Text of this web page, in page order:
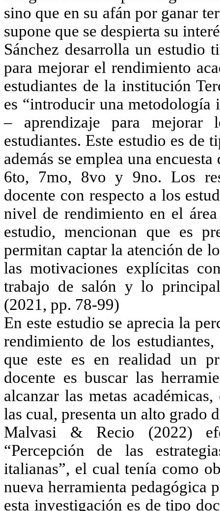
sino que en su afán por ganar
supone que se despierta su
Sánchez desarrolla un estudio
para mejorar el rendimiento
estudiantes de la institución
es “introducir una metodología
– aprendizaje para mejorar
estudiantes. Este estudio es
además se emplea una
6to, 7mo, 8vo y 9no. Los
docente con respecto a los
nivel de rendimiento en el
estudio, mencionan que es
permitan captar la atención de
las motivaciones explícitas
trabajo de salón y lo
(2021, pp. 78-99)
En este estudio se aprecia la
rendimiento de los
que este es en realidad un
docente es buscar las
alcanzar las metas
las cual, presenta un alto grado
Malvasi & Recio (2022)
“Percepción de las
italianas”, el cual tenía como
nueva herramienta pedagógica
esta investigación es de tipo